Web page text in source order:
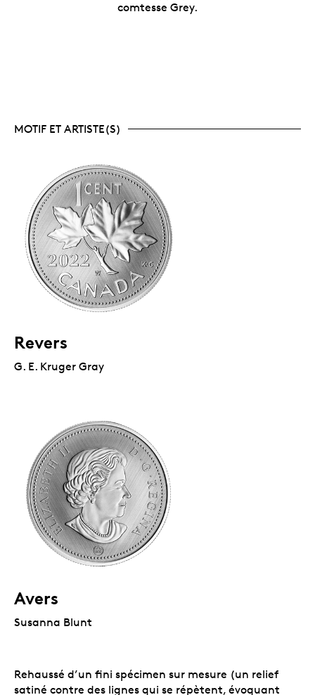
comtesse Grey.
MOTIF ET ARTISTE(S)
Revers
G. E. Kruger Gray
Avers
Susanna Blunt
Rehaussé d’un fini spécimen sur mesure (un relief
satiné contre des lignes qui se répètent, évoquant